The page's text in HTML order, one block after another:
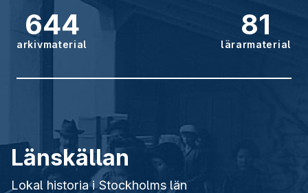
644
arkivmaterial
81
lärarmaterial
Länskällan
Lokal historia i Stockholms län